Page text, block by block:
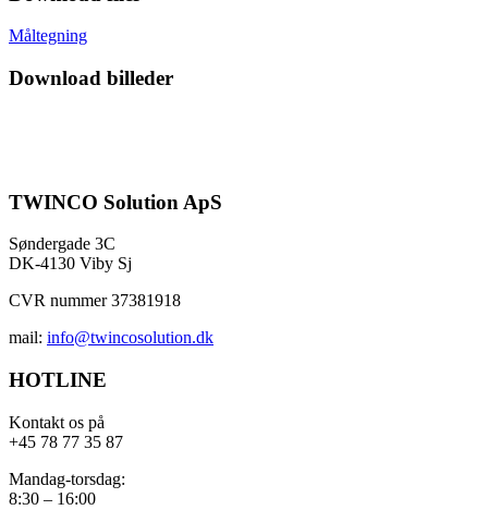
Måltegning
Download billeder
TWINCO Solution ApS
Søndergade 3C
DK-4130 Viby Sj
CVR nummer 37381918
mail: info@twincosolution.dk
HOTLINE
Kontakt os på
+45 78 77 35 87
Mandag-torsdag:
8:30 – 16:00